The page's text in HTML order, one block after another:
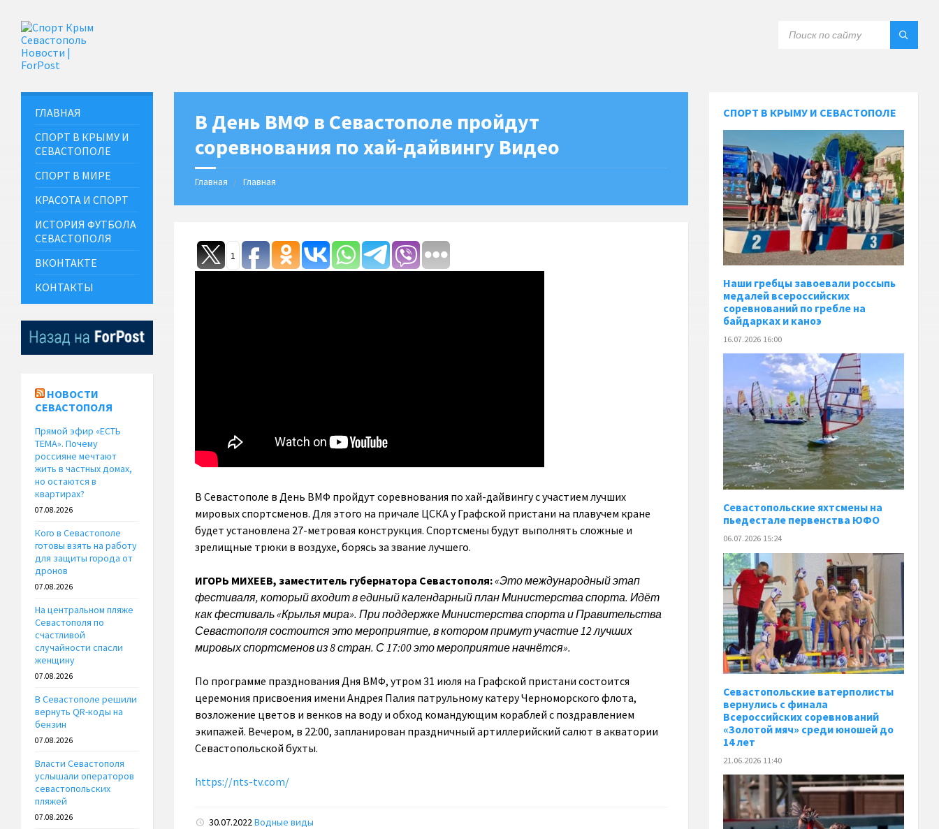
В День ВМФ в Севастополе пройдут
соревнования по хай-дайвингу Видео
Главная Главная
1
В Севастополе в День ВМФ пройдут соревнования по хай-дайвингу с участием лучших
мировых спортсменов. Для этого на причале ЦСКА у Графской пристани на плавучем кране
будет установлена 27-метровая конструкция. Спортсмены будут выполнять сложные и
зрелищные трюки в воздухе, борясь за звание лучшего.
ИГОРЬ МИХЕЕВ, заместитель губернатора Севастополя:«Это международный этап
фестиваля, который входит в единый календарный план Министерства спорта. Идёт
как фестиваль «Крылья мира». При поддержке Министерства спорта и Правительства
Севастополя состоится это мероприятие, в котором примут участие 12 лучших
мировых спортсменов из 8 стран. С 17:00 это мероприятие начнётся».
По программе празднования Дня ВМФ, утром 31 июля на Графской пристани состоится
церемония присвоения имени Андрея Палия патрульному катеру Черноморского флота,
возложение цветов и венков на воду и обход командующим кораблей с поздравлением
экипажей. Вечером, в 22:00, запланирован праздничный артиллерийский салют в акватории
Севастопольской бухты.
https://nts-tv.com/
30.07.2022Водные виды
ГЛАВНАЯ
СПОРТ В КРЫМУ И
СЕВАСТОПОЛЕ
СПОРТ В МИРЕ
КРАСОТА И СПОРТ
ИСТОРИЯ ФУТБОЛА
СЕВАСТОПОЛЯ
ВКОНТАКТЕ
КОНТАКТЫ
НОВОСТИ
СЕВАСТОПОЛЯ
Прямой эфир «ЕСТЬ
ТЕМА». Почему
россияне мечтают
жить в частных домах,
но остаются в
квартирах?
07.08.2026
Кого в Севастополе
готовы взять на работу
для защиты города от
дронов
07.08.2026
На центральном пляже
Севастополя по
счастливой
случайности спасли
женщину
07.08.2026
В Севастополе решили
вернуть QR-коды на
бензин
07.08.2026
Власти Севастополя
услышали операторов
севастопольских
пляжей
07.08.2026
СПОРТ В КРЫМУ И СЕВАСТОПОЛЕ
Наши гребцы завоевали россыпь
медалей всероссийских
соревнований по гребле на
байдарках и каноэ
16.07.2026 16:00
️Севастопольские яхтсмены на
пьедестале первенства ЮФО
06.07.2026 15:24
Севастопольские ватерполисты
вернулись с финала
Всероссийских соревнований
«Золотой мяч» среди юношей до
14 лет
21.06.2026 11:40